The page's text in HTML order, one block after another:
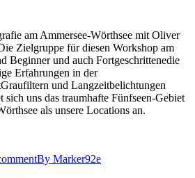
am Ammersee-Wörthsee mit Oliver
Zielgruppe für diesen Workshop am
Beginner und auch Fortgeschrittenedie
Erfahrungen in der
und Langzeitbelichtungen
uns das traumhafte Fünfseen-Gebiet
als unsere Locations an.
By Marker92e